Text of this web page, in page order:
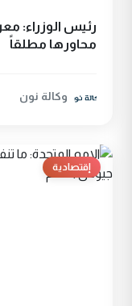
رئيس الوزراء:
محاورها مطلقاً
وكالة نون
إقتصادية